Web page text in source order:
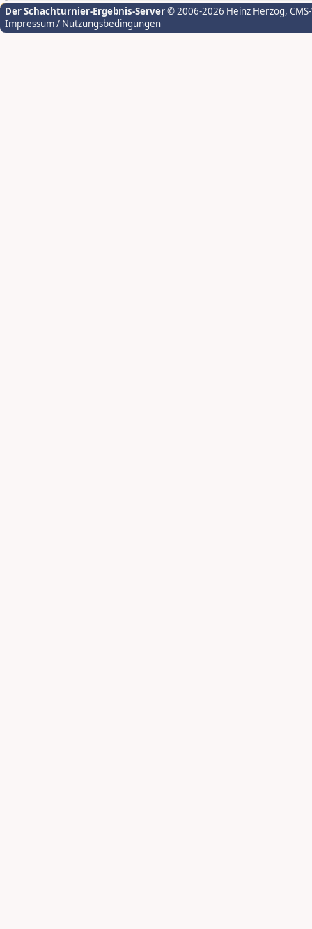
Der Schachturnier-Ergebnis-Server© 2006-2026 Heinz Herzog,
Impressum / Nutzungsbedingungen